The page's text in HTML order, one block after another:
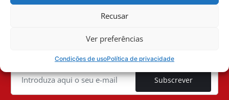
Recusar
Ver preferências
Condições de usoPolítica de privacidade
Não quer perder uma
oportunidade?
Subscrever